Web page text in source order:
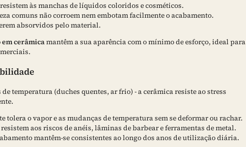
às manchas de líquidos coloridos e cosméticos.
comuns não corroem nem embotam facilmente o acabamento.
absorvidos pelo material.
em cerâmicamantêm a sua aparência com o mínimo de esforço, ideal para
temperatura (duches quentes, ar frio) - a cerâmica resiste ao stress
tolera o vapor e as mudanças de temperatura sem se deformar ou rachar.
aos riscos de anéis, lâminas de barbear e ferramentas de metal.
mantêm-se consistentes ao longo dos anos de utilização diária.